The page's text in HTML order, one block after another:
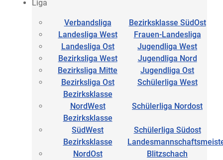
Liga
Verbandsliga
Bezirksklasse SüdOst
Landesliga West
Frauen-Landesliga
Landesliga Ost
Jugendliga West
Bezirksliga West
Jugendliga Nord
Bezirksliga Mitte
Jugendliga Ost
Bezirksliga Ost
Schülerliga West
Bezirksklasse
NordWest
Schülerliga Nordost
Bezirksklasse
SüdWest
Schülerliga Südost
Bezirksklasse
NordOst
Blitzschach